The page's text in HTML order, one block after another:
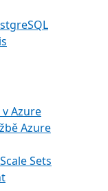
Azure
Azure
Sets